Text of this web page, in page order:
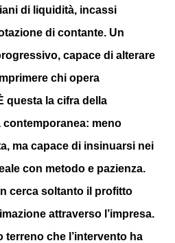
di liquidità, incassi
di contante. Un
capace di alterare
chi opera
questa la cifra della
meno
ma capace di insinuarsi nei
con metodo e pazienza.
cerca soltanto il profitto
attraverso l’impresa.
terreno che l’intervento ha